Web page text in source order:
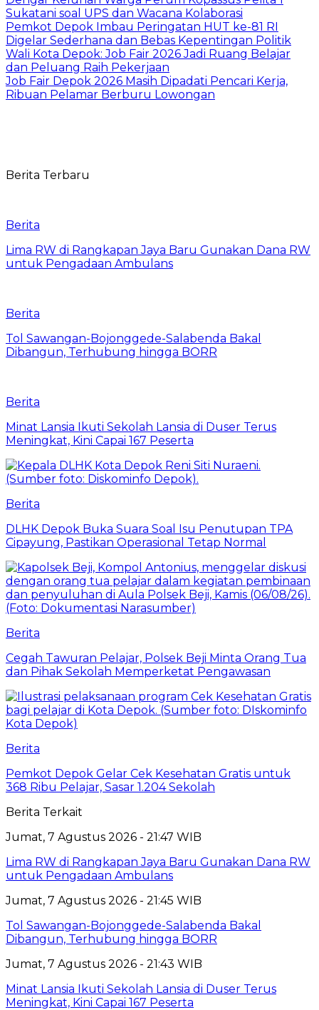
Sukatani soal UPS dan Wacana Kolaborasi
Pemkot Depok Imbau Peringatan HUT ke-81 RI
Digelar Sederhana dan Bebas Kepentingan Politik
Wali Kota Depok: Job Fair 2026 Jadi Ruang Belajar
dan Peluang Raih Pekerjaan
Job Fair Depok 2026 Masih Dipadati Pencari Kerja,
Ribuan Pelamar Berburu Lowongan
Berita Terbaru
Berita
Lima RW di Rangkapan Jaya Baru Gunakan Dana RW
untuk Pengadaan Ambulans
Berita
Tol Sawangan-Bojonggede-Salabenda Bakal
Dibangun, Terhubung hingga BORR
Berita
Minat Lansia Ikuti Sekolah Lansia di Duser Terus
Meningkat, Kini Capai 167 Peserta
Berita
DLHK Depok Buka Suara Soal Isu Penutupan TPA
Cipayung, Pastikan Operasional Tetap Normal
Berita
Cegah Tawuran Pelajar, Polsek Beji Minta Orang Tua
dan Pihak Sekolah Memperketat Pengawasan
Berita
Pemkot Depok Gelar Cek Kesehatan Gratis untuk
368 Ribu Pelajar, Sasar 1.204 Sekolah
Berita Terkait
Jumat, 7 Agustus 2026 - 21:47 WIB
Lima RW di Rangkapan Jaya Baru Gunakan Dana RW
untuk Pengadaan Ambulans
Jumat, 7 Agustus 2026 - 21:45 WIB
Tol Sawangan-Bojonggede-Salabenda Bakal
Dibangun, Terhubung hingga BORR
Jumat, 7 Agustus 2026 - 21:43 WIB
Minat Lansia Ikuti Sekolah Lansia di Duser Terus
Meningkat, Kini Capai 167 Peserta